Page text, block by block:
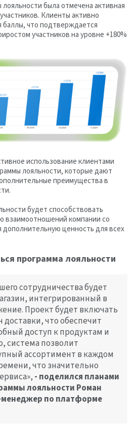
была отмечена активная
Клиенты активно
баллы, что подтверждается
участников на уровне +180%
использование клиентами
лояльности, которые дают
преимущества в
будет способствовать
взаимоотношений компании со
дополнительную ценность для всех
программа лояльности
сотрудничества будет
интегрированный в
Проект будет включать
что обеспечит
доступ к продуктам и
система позволит
ассортимент в каждом
что значительно
- поделился планами
лояльности Роман
по платформе